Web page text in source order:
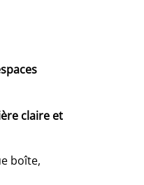
claire et
boîte,